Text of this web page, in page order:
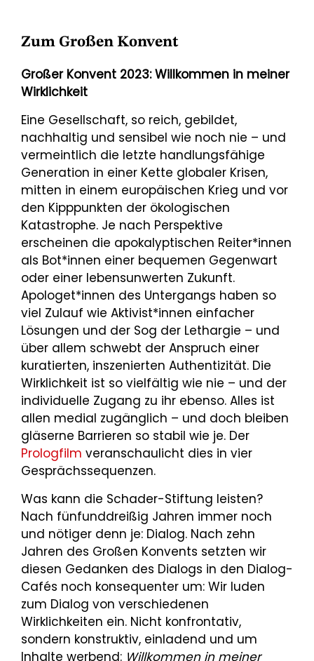
Zum Großen Konvent
Großer Konvent 2023: Willkommen in meiner
Wirklichkeit
Eine Gesellschaft, so reich, gebildet,
nachhaltig und sensibel wie noch nie – und
vermeintlich die letzte handlungsfähige
Generation in einer Kette globaler Krisen,
mitten in einem europäischen Krieg und vor
den Kipppunkten der ökologischen
Katastrophe. Je nach Perspektive
erscheinen die apokalyptischen Reiter*innen
als Bot*innen einer bequemen Gegenwart
oder einer lebensunwerten Zukunft.
Apologet*innen des Untergangs haben so
viel Zulauf wie Aktivist*innen einfacher
Lösungen und der Sog der Lethargie – und
über allem schwebt der Anspruch einer
kuratierten, inszenierten Authentizität. Die
Wirklichkeit ist so vielfältig wie nie – und der
individuelle Zugang zu ihr ebenso. Alles ist
allen medial zugänglich – und doch bleiben
gläserne Barrieren so stabil wie je. Der
Prologfilm veranschaulicht dies in vier
Gesprächssequenzen.
Was kann die Schader-Stiftung leisten?
Nach fünfunddreißig Jahren immer noch
und nötiger denn je: Dialog. Nach zehn
Jahren des Großen Konvents setzten wir
diesen Gedanken des Dialogs in den Dialog-
Cafés noch konsequenter um: Wir luden
zum Dialog von verschiedenen
Wirklichkeiten ein. Nicht konfrontativ,
sondern konstruktiv, einladend und um
Inhalte werbend: Willkommen in meiner